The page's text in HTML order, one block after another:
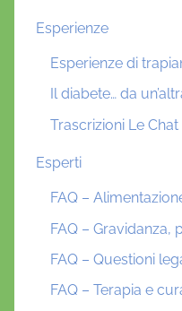
Esperienze
Esperienze di
Il diabete… da
Trascrizioni Le Chat
Esperti
FAQ –
FAQ – Gravidanza,
FAQ – Questioni
FAQ – Terapia e